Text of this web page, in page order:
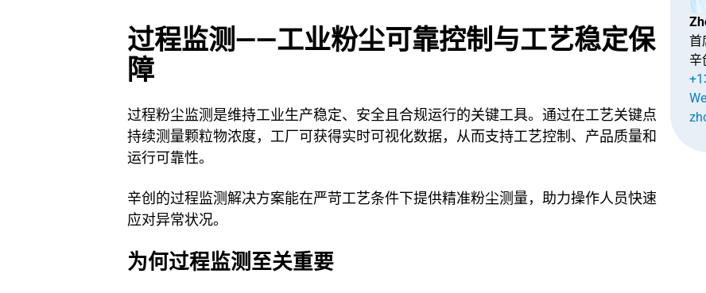
过程监测——工业粉尘可靠控制与工艺稳定保
障
过程粉尘监测是维持工业生产稳定、安全且合规运行的关键工具。通过在工艺关键点
持续测量颗粒物浓度，工厂可获得实时可视化数据，从而支持工艺控制、产品质量和
运行可靠性。
辛创的过程监测解决方案能在严苛工艺条件下提供精准粉尘测量，助力操作人员快速
应对异常状况。
为何过程监测至关重要
首
辛